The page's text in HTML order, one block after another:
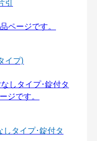
引
イプ)
タイプ･錠付タ